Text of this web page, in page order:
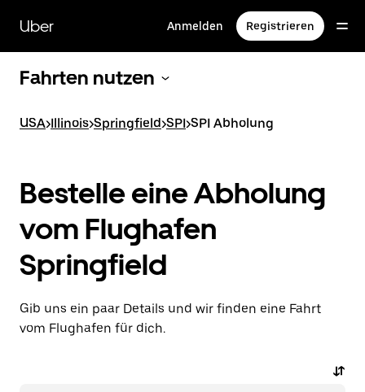
zum
Hauptinhalt
Uber Anmelden Registrieren
Fahrten nutzen
USA>Illinois>Springfield>SPI>SPI Abholung
Bestelle eine Abholung
vom Flughafen
Springfield
Gib uns ein paar Details und wir finden eine Fahrt
vom Flughafen für dich.